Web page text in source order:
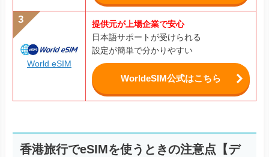
World eSIM
提供元が上場企業で安心
日本語サポートが受けられる
設定が簡単で分かりやすい
WorldeSIM公式はこちら
香港旅行でeSIMを使うときの注意点【デ